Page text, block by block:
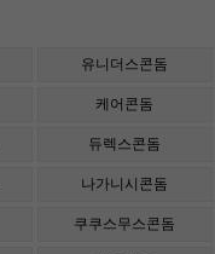
유니더스콘돔
케어콘돔
듀렉스콘돔
나가니시콘돔
쿠쿠스무스콘돔